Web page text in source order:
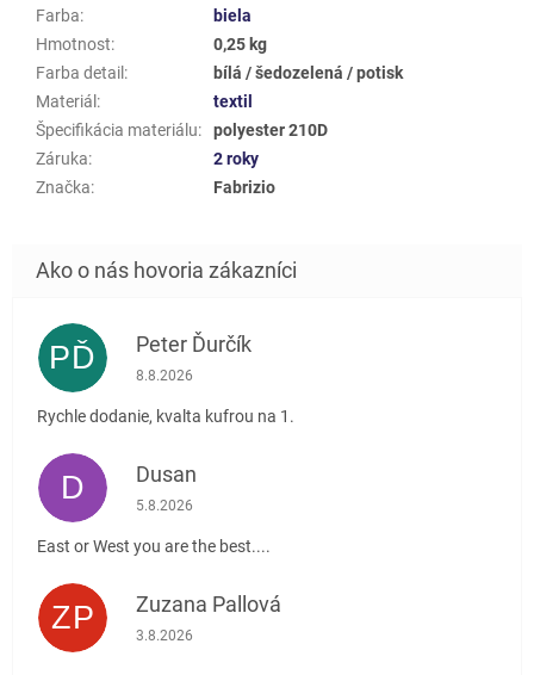
Farba:
biela
Hmotnost:
0,25 kg
Farba detail :
bílá / šedozelená / potisk
Materiál :
textil
Špecifikácia materiálu:
polyester 210D
Záruka:
2 roky
Značka: Fabrizio
PĎ Peter Ďurčík
Hodnotenie obchodu je 5 z 5 hviezdičiek.
8.8.2026
Rychle dodanie, kvalta kufrou na 1.
D Dusan
Hodnotenie obchodu je 5 z 5 hviezdičiek.
5.8.2026
East or West you are the best....
ZP Zuzana Pallová
Hodnotenie obchodu je 5 z 5 hviezdičiek.
3.8.2026